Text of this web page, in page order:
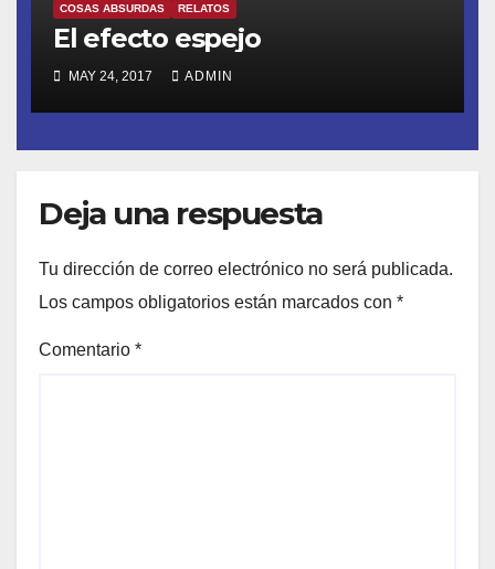
COSAS ABSURDAS RELATOS
El efecto espejo
MAY 24, 2017 ADMIN
Deja una respuesta
Tu dirección de correo electrónico no será publicada.
Los campos obligatorios están marcados con *
Comentario *